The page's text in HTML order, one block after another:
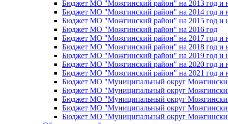
Бюджет МО "Можгинский район" на 2013 год и
Бюджет МО "Можгинский район" на 2014 год и
Бюджет МО "Можгинский район" на 2015 год и
Бюджет МО "Можгинский район" на 2016 год
Бюджет МО "Можгинский район" на 2017 год и
Бюджет МО "Можгинский район" на 2018 год и
Бюджет МО "Можгинский район" на 2019 год и
Бюджет МО "Можгинский район" на 2020 год и
Бюджет МО "Можгинский район" на 2021 год и
Бюджет МО "Муниципальный округ Можгинский
Бюджет МО "Муниципальный округ Можгинский
Бюджет МО "Муниципальный округ Можгинский
Бюджет МО "Муниципальный округ Можгинский
Бюджет МО "Муниципальный округ Можгинский